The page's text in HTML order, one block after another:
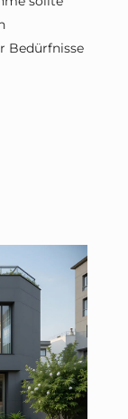
Bedürfnisse